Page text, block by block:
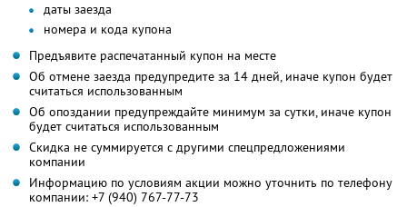
даты заезда
номера и кода купона
Предъявите распечатанный купон на месте
Об отмене заезда предупредите за 14 дней, иначе купон будет
считаться использованным
Об опоздании предупреждайте минимум за сутки, иначе купон
будет считаться использованным
Скидка не суммируется с другими спецпредложениями
компании
Информацию по условиям акции можно уточнить по телефону
компании: +7 (940) 767-77-73